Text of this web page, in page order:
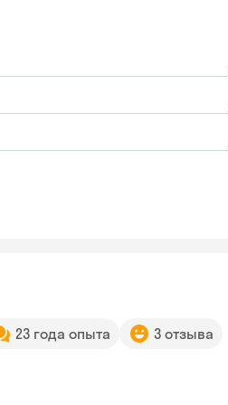
23 года опыта 3 отзыва